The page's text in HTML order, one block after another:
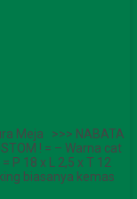
Meja >>> NABATA
! = – Warna cat
P 18 x L 2,5 x T 12
biasanya kemas